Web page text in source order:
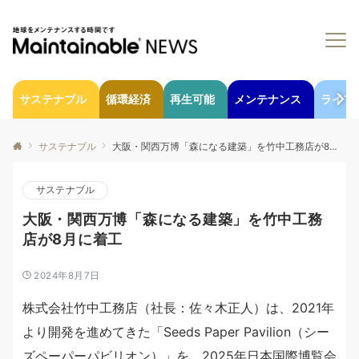
サステナブル 循環経済 再生可能 メンテナンス ライフ
サステナブル 大阪・関西万博「森になる建築」を竹中工務店が8月に着工
サステナブル
大阪・関西万博「森になる建築」を竹中工務
店が8月に着工
2024年8月7日
株式会社竹中工務店（社長：佐々木正人）は、2021年
より開発を進めてきた「Seeds Paper Pavilion（シー
ズペーパーパビリオン）」を、2025年日本国際博覧会